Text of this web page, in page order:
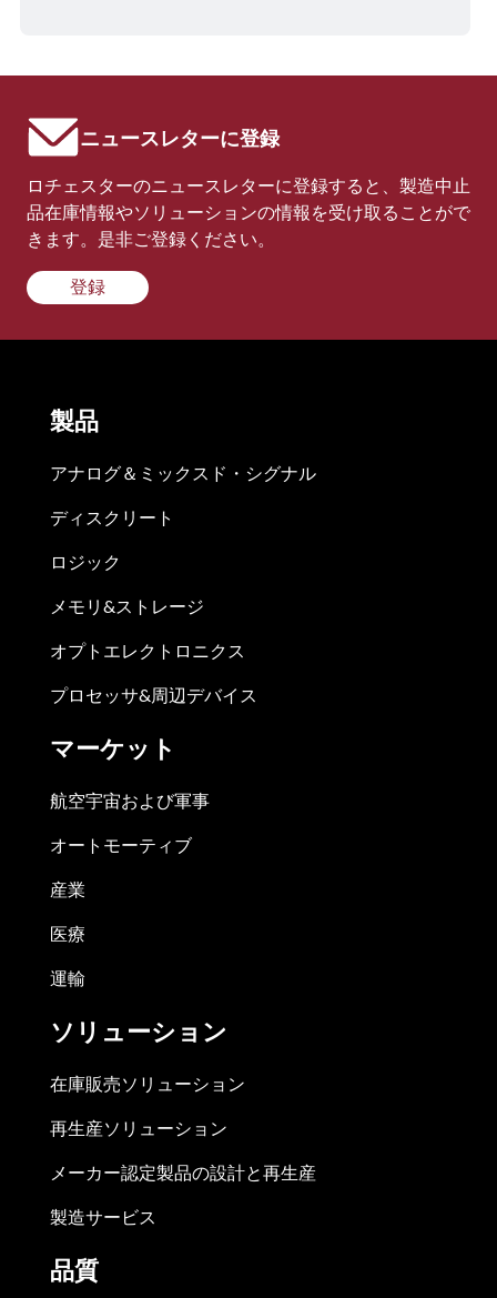
ニュースレターに登録
ロチェスターのニュースレターに登録すると、製造中止
品在庫情報やソリューションの情報を受け取ることがで
きます。是非ご登録ください。
登録
製品
アナログ＆ミックスド・シグナル
ディスクリート
ロジック
メモリ&ストレージ
オプトエレクトロニクス
プロセッサ&周辺デバイス
マーケット
航空宇宙および軍事
オートモーティブ
産業
医療
運輸
ソリューション
在庫販売ソリューション
再生産ソリューション
メーカー認定製品の設計と再生産
製造サービス
品質